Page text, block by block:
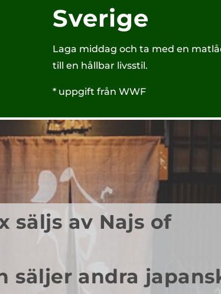
Sverige
Laga middag och ta med en
till en hållbar livsstil.
* uppgift från WWF
säljs av Najs of
säljer andra